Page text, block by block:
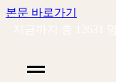
본문 바로가기